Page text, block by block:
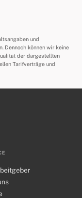
und
Dennoch können wir keine
der dargestellten
Tarifverträge und